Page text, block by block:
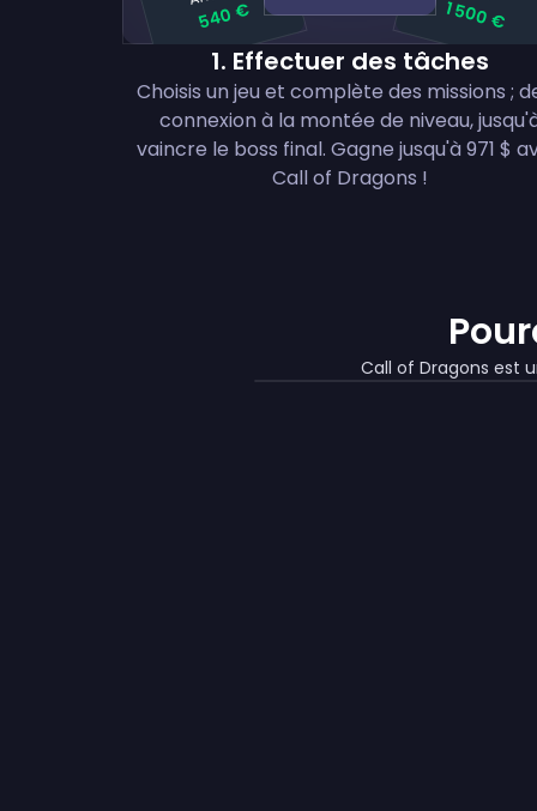
540 € 1 500 €
1. Effectuer des tâches
Choisis un jeu et complète des missions ;
connexion à la montée de niveau,
vaincre le boss final. Gagne jusqu'à 971 $
Call of Dragons !
Call of Dragons est